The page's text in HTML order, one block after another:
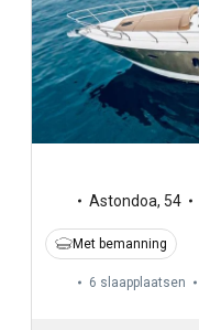
Astondoa, 54
Met bemanning
6 slaapplaatsen